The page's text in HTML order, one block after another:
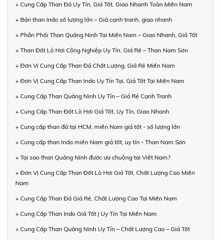
+ Cung Cấp Than Đá Uy Tín, Giá Tốt, Giao Nhanh Toàn Miền Nam
+ Bán than Indo số lượng lớn – Giá cạnh tranh, giao nhanh
+ Phân Phối Than Quảng Ninh Tại Miền Nam – Giao Nhanh, Giá Tốt
+ Than Đốt Lò Hơi Công Nghiệp Uy Tín, Giá Rẻ – Than Nam Sơn
+ Đơn Vị Cung Cấp Than Đá Chất Lượng, Giá Rẻ Miền Nam
+ Đơn Vị Cung Cấp Than Indo Uy Tín Tại, Giá Tốt Tại Miền Nam
+ Cung Cấp Than Quảng Ninh Uy Tín – Giá Rẻ Cạnh Tranh
+ Cung Cấp Than Đốt Lò Hơi Giá Tốt, Uy Tín, Giao Nhanh
+ Cung cấp than đá tại HCM, miền Nam giá tốt - số lượng lớn
+ Cung cấp than Indo miền Nam giá tốt, uy tín - Than Nam Sơn
+ Tại sao than Quảng Ninh được ưa chuộng tại Việt Nam?
+ Đơn Vị Cung Cấp Than Đốt Lò Hơi Giá Tốt, Chất Lượng Cao Miền
Nam
+ Cung Cấp Than Đá Giá Rẻ, Chất Lượng Cao Tại Miền Nam
+ Cung Cấp Than Indo Giá Tốt | Uy Tín Tại Miền Nam
+ Cung Cấp Than Quảng Ninh Uy Tín – Chất Lượng Cao – Giá Tốt